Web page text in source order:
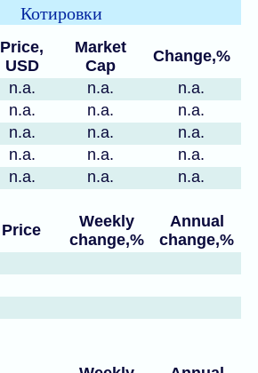
Котировки
Price,
USD
Market
Cap
Change,%
n.a. n.a.
n.a.
n.a. n.a.
n.a.
n.a. n.a.
n.a.
n.a. n.a.
n.a.
n.a. n.a. n.a.
Price
Weekly
change,%
Annual
change,%